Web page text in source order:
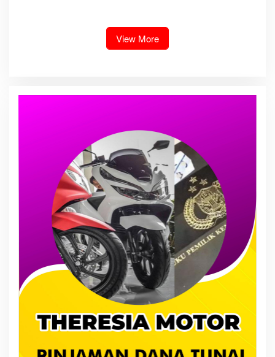
Dikecamatan gunung malela
View More